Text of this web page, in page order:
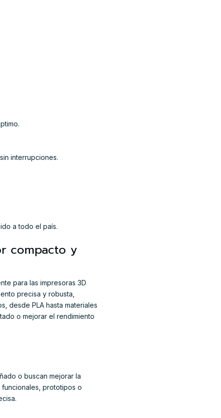
interrupciones.
a todo el país.
compacto y
para las impresoras 3D
precisa y robusta,
desde PLA hasta materiales
o mejorar el rendimiento
o buscan mejorar la
prototipos o